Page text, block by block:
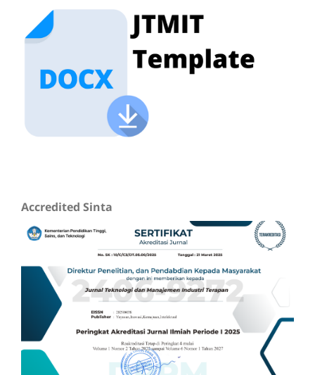
Accredited Sinta